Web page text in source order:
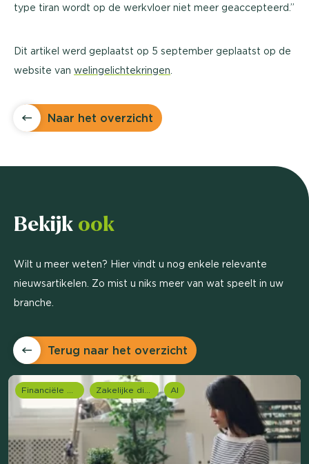
type tiran wordt op de werkvloer niet meer geaccepteerd.’’
Dit artikel werd geplaatst op 5 september geplaatst op de
website van welingelichtekringen
Naar het overzicht
Bekijk ook
Wilt u meer weten? Hier vindt u nog enkele relevante
nieuwsartikelen. Zo mist u niks meer van wat speelt in uw
branche.
Terug naar het overzicht
Financiële dienstverlening Zakelijke dienstverlening (B2B) AI